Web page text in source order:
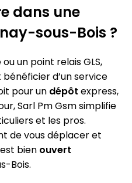
dans une
sous-Bois ?
un point relais GLS,
bénéficier d’un service
pour un dépôt express,
Sarl Pm Gsm simplifie
et les pros.
de vous déplacer et
bien ouvert
Bois.